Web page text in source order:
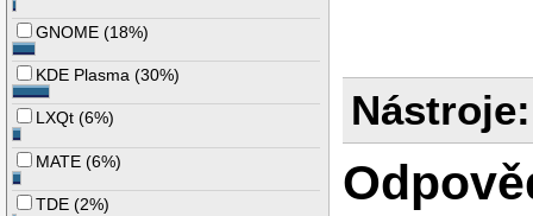
GNOME (18%)
KDE Plasma (30%)
LXQt (6%)
MATE (6%)
TDE (2%)
Nástroje: